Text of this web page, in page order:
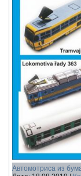
Автомотриса из